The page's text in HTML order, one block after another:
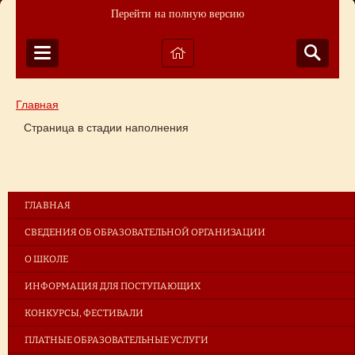
Перейти на полную версию
Главная
Страница в стадии наполнения
ГЛАВНАЯ
СВЕДЕНИЯ ОБ ОБРАЗОВАТЕЛЬНОЙ ОРГАНИЗАЦИИ
О ШКОЛЕ
ИНФОРМАЦИЯ ДЛЯ ПОСТУПАЮЩИХ
КОНКУРСЫ, ФЕСТИВАЛИ
ПЛАТНЫЕ ОБРАЗОВАТЕЛЬНЫЕ УСЛУГИ